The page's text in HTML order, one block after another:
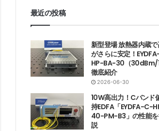
最近の投稿
新型登場 放熱器内蔵
がさらに安定！
HP-BA-30（30dBm/
徹底紹介
2026-06-30
10W高出力！Cバンド
持EDFA「EYDFA-C-
40-PM-B3」の性能
説